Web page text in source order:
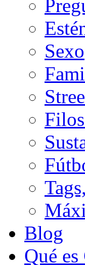
Sexo
Blog
Qué